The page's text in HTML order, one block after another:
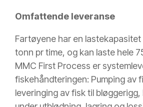
Omfattende leveranse
Fartøyene har en
tonn pr time, og kan laste hele
MMC First Process er
fiskehåndteringen: Pumping av
leveringing av fisk til